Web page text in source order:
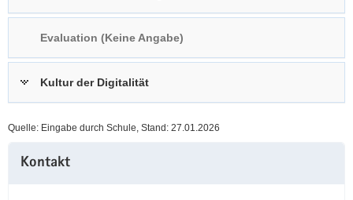
Evaluation (Keine Angabe)
Kultur der Digitalität
Quelle: Eingabe durch Schule, Stand: 27.01.2026
Information
Kontakt